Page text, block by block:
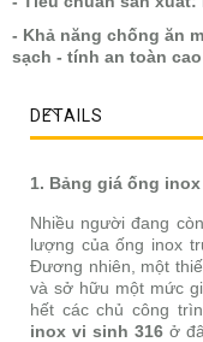
- Khả năng chống ăn
sạch - tính an toàn cao
DETAILS
1. Bảng giá ống
Nhiều người đang
lượng của ống inox
Đương nhiên, một
và sở hữu một mức
hết các chủ công
inox vi sinh 316ở